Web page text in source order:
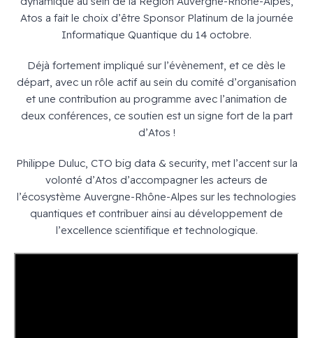
Atos a fait le choix d’être Sponsor Platinum de la journée
Informatique Quantique du 14 octobre.
Déjà fortement impliqué sur l’évènement, et ce dès le
départ, avec un rôle actif au sein du comité d’organisation
et une contribution au programme avec l’animation de
deux conférences, ce soutien est un signe fort de la part
d’Atos !
Philippe Duluc, CTO big data & security, met l’accent sur la
volonté d’Atos d’accompagner les acteurs de
l’écosystème Auvergne-Rhône-Alpes sur les technologies
quantiques et contribuer ainsi au développement de
l’excellence scientifique et technologique.